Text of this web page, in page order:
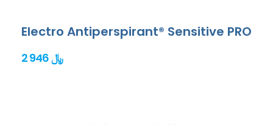
Electro Antiperspirant® Sensitive PRO
2 946 ﷼